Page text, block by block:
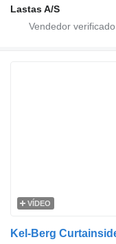
Lastas A/S
VÍDEO
Kel-Berg